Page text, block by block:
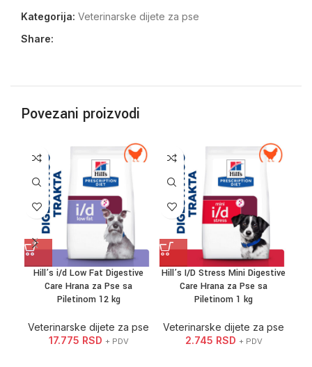
Kategorija: Veterinarske dijete za pse
Share:
Povezani proizvodi
Hill’s i/d Low Fat Digestive
Care Hrana za Pse sa
Piletinom 12 kg
Veterinarske dijete za pse
17.775 RSD + PDV
Hill’s I/D Stress Mini Digestive
Care Hrana za Pse sa
Piletinom 1 kg
Veterinarske dijete za pse
2.745 RSD + PDV